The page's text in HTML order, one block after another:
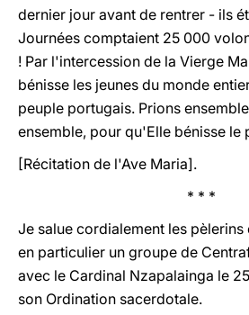
dernier jour avant de rentrer - ils
Journées comptaient 25 000
! Par l'intercession de la Vierge
bénisse les jeunes du monde
peuple portugais. Prions
ensemble, pour qu'Elle bénisse le
[Récitation de l'Ave Maria].
* * *
Je salue cordialement les pèlerins
en particulier un groupe de
avec le Cardinal Nzapalainga le 25
son Ordination sacerdotale.